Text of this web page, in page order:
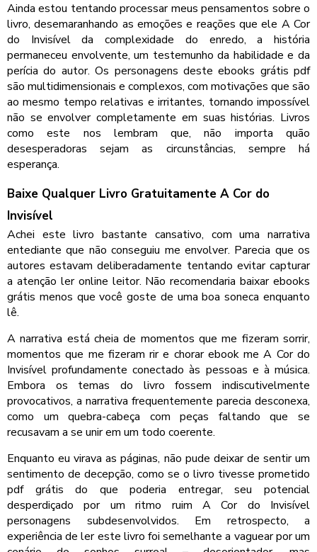
Ainda estou tentando processar meus pensamentos sobre o
livro, desemaranhando as emoções e reações que ele A Cor
do Invisível da complexidade do enredo, a história
permaneceu envolvente, um testemunho da habilidade e da
perícia do autor. Os personagens deste ebooks grátis pdf
são multidimensionais e complexos, com motivações que são
ao mesmo tempo relativas e irritantes, tornando impossível
não se envolver completamente em suas histórias. Livros
como este nos lembram que, não importa quão
desesperadoras sejam as circunstâncias, sempre há
esperança.
Baixe Qualquer Livro Gratuitamente A Cor do
Invisível
Achei este livro bastante cansativo, com uma narrativa
entediante que não conseguiu me envolver. Parecia que os
autores estavam deliberadamente tentando evitar capturar
a atenção ler online leitor. Não recomendaria baixar ebooks
grátis menos que você goste de uma boa soneca enquanto
lê.
A narrativa está cheia de momentos que me fizeram sorrir,
momentos que me fizeram rir e chorar ebook me A Cor do
Invisível profundamente conectado às pessoas e à música.
Embora os temas do livro fossem indiscutivelmente
provocativos, a narrativa frequentemente parecia desconexa,
como um quebra-cabeça com peças faltando que se
recusavam a se unir em um todo coerente.
Enquanto eu virava as páginas, não pude deixar de sentir um
sentimento de decepção, como se o livro tivesse prometido
pdf grátis do que poderia entregar, seu potencial
desperdiçado por um ritmo ruim A Cor do Invisível
personagens subdesenvolvidos. Em retrospecto, a
experiência de ler este livro foi semelhante a vaguear por um